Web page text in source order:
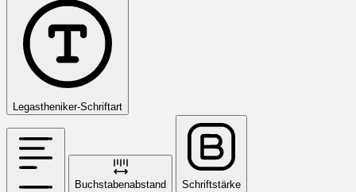
Legastheniker-Schriftart
Buchstabenabstand Schriftstärke